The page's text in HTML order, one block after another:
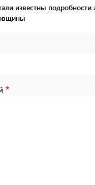
известны подробности